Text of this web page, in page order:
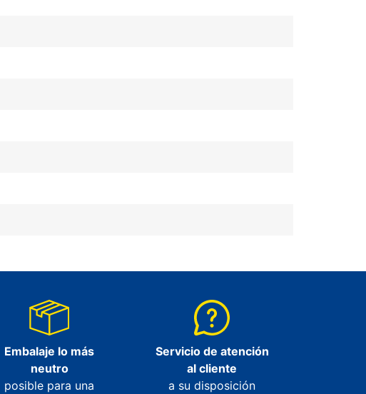
Embalaje lo más
neutro
posible para una
Servicio de atención
al cliente
a su disposición